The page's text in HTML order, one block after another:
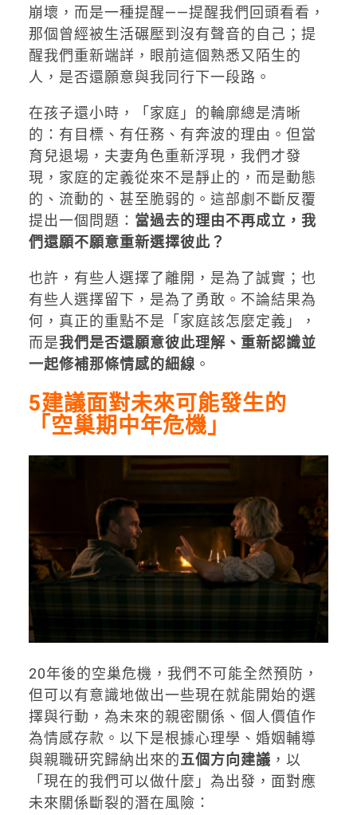
崩壞，而是一種提醒——提醒我們回頭看看，
那個曾經被生活碾壓到沒有聲音的自己；提
醒我們重新端詳，眼前這個熟悉又陌生的
人，是否還願意與我同行下一段路。
在孩子還小時，「家庭」的輪廓總是清晰
的：有目標、有任務、有奔波的理由。但當
育兒退場，夫妻角色重新浮現，我們才發
現，家庭的定義從來不是靜止的，而是動態
的、流動的、甚至脆弱的。這部劇不斷反覆
提出一個問題： 當過去的理由不再成立，我
們還願不願意重新選擇彼此？
也許，有些人選擇了離開，是為了誠實；也
有些人選擇留下，是為了勇敢。不論結果為
何，真正的重點不是「家庭該怎麼定義」，
而是我們是否還願意彼此理解、重新認識並
一起修補那條情感的細線 。
5建議面對未來可能發生的
「空巢期中年危機」
20年後的空巢危機，我們不可能全然預防，
但可以有意識地做出一些現在就能開始的選
擇與行動，為未來的親密關係、個人價值作
為情感存款。以下是根據心理學、婚姻輔導
與親職研究歸納出來的五個方向建議 ，以
「現在的我們可以做什麼」為出發，面對應
未來關係斷裂的潛在風險：